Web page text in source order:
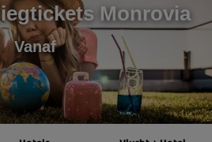
Monrovia
Vanaf